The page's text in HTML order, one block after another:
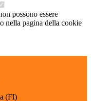
possono essere
nella pagina della cookie
(FI)